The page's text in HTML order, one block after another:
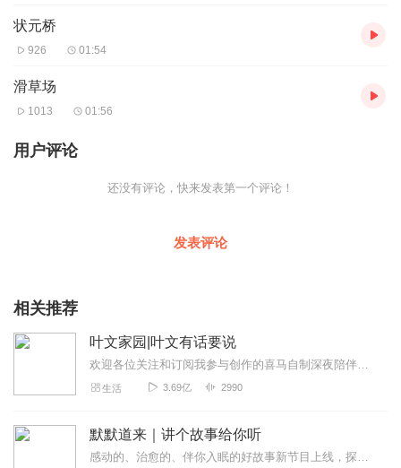
状元桥
926 01:54
滑草场
1013 01:56
用户评论
还没有评论，快来发表第一个评论！
发表评论
相关推荐
叶文家园|叶文有话要说
欢迎各位关注和订阅我参与创作的喜马自制深夜陪伴谈话栏目《听你说·百态人声》【听你说·百态人声】每晚直播连线真实人间故事|叶文现场互动中|人间冷暖，抱团取暖每周...
生活 3.69亿 2990
默默道来｜讲个故事给你听
感动的、治愈的、伴你入眠的好故事新节目上线，探索现实世界的无尽魅力，追求对生活的真实记录《听见人间真相》（点击名称，直达专辑）网易人间故事集持续更新中，邀您关注...